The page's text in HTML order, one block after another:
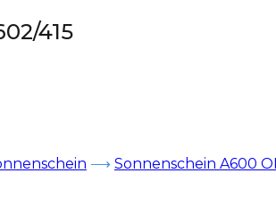
415
⟶ Sonnenschein A600